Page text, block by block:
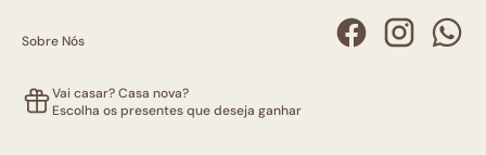
Sobre Nós
Vai casar? Casa nova?
Escolha os presentes que deseja ganhar